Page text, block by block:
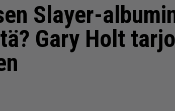
Slayer-
Gary Holt